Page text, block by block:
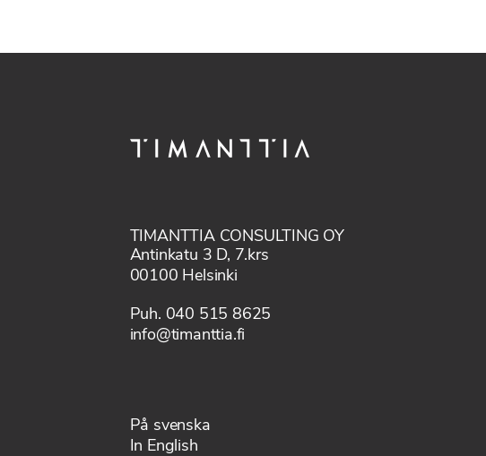
TIMANTTIA CONSULTING OY
Antinkatu 3 D, 7.krs
00100 Helsinki
Puh. 040 515 8625
info@timanttia.fi
På svenska
In English